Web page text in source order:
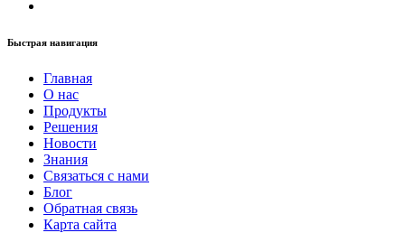
Быстрая навигация
Главная
О нас
Продукты
Решения
Новости
Знания
Связаться с нами
Блог
Обратная связь
Карта сайта